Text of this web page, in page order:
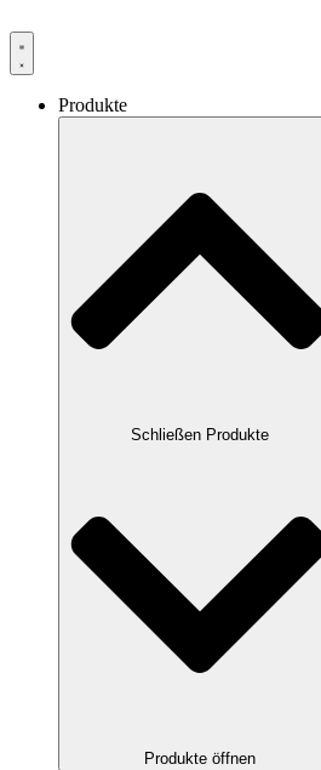
Produkte
Schließen Produkte
Produkte öffnen